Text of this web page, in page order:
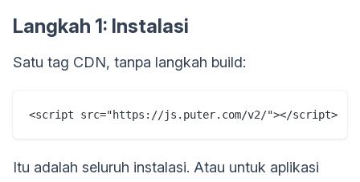
Langkah 1: Instalasi
Satu tag CDN, tanpa langkah build:
Itu adalah seluruh instalasi. Atau untuk aplikasi